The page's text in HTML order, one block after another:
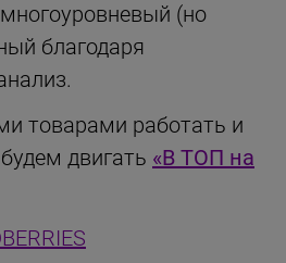
(но
благодаря
товарами работать и
двигать «В ТОП на